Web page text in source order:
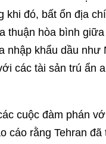
khi đó, bất ổn địa
thuận hòa bình
nhập khẩu dầu như
các tài sản trú ẩn
cuộc đàm phán
cáo rằng Tehran